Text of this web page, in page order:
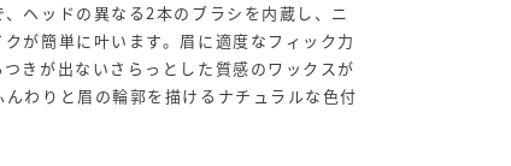
ヘッドの異なる2本のブラシを内蔵し、ニ
が簡単に叶います。眉に適度なフィック力
きが出ないさらっとした質感のワックスが
わりと眉の輪郭を描けるナチュラルな色付